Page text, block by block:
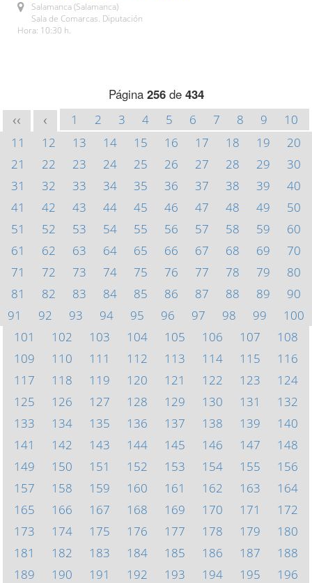
Salamanca (Salamanca)
Sala de Comarcas. Diputación
Hora: 10:30 h.
Página 256de 434
<< < 1 2 3 4 5 6 7 8 9
10
11
12 13 14 15 16 17 18 19
20
21
22 23 24 25 26 27 28 29
30
31
32 33 34 35 36 37 38 39
40
41
42 43 44 45 46 47 48 49
50
51
52 53 54 55 56 57 58 59
60
61
62 63 64 65 66 67 68 69
70
71
72 73 74 75 76 77 78 79
80
81
82 83 84 85 86 87 88 89
90
91
92 93 94 95 96 97 98 99
100
101
102 103 104 105 106 107
108
109
110 111 112 113 114 115
116
117
118 119 120 121 122 123
124
125
126 127 128 129 130 131
132
133
134 135 136 137 138 139
140
141
142 143 144 145 146 147
148
149
150 151 152 153 154 155
156
157
158 159 160 161 162 163
164
165
166 167 168 169 170 171
172
173
174 175 176 177 178 179
180
181
182 183 184 185 186 187
188
189
190 191 192 193 194 195
196